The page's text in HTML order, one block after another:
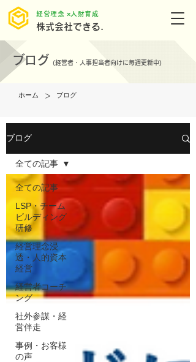
株式会社できる.
​経営理念 ×人財育成
ブログ (経営者・人事担当者向けに毎週更新中)
ホーム > ブログ
ブログ
全ての記事
LSP・チーム
ビルディング
研修
経営理念浸
透・人的資本
経営
経営者コーチ
ング
社外参謀・経
営伴走
事例・お客様
の声
全ての記事